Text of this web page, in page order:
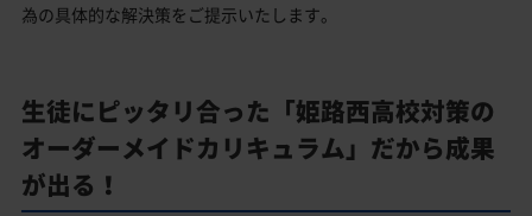
為の具体的な解決策をご提示いたします。
生徒にピッタリ合った「姫路西高校対策の
オーダーメイドカリキュラム」だから成果
が出る！